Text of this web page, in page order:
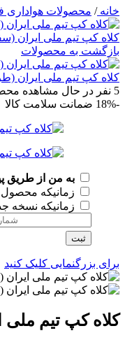
خانه/ محصولات هواداری
کلاه کپ تیم ملی ایران
بازگشت به محصولات
کلاه کپ تیم ملی ایران
5 نفر در حال مشاهده
-18%
ضمانت سلامت کالا
به من از طریق
زمانیکه
زمانیکه نسخه
ثبت
برای بزرگنمایی کلیک کنید
کلاه کپ تیم ملی